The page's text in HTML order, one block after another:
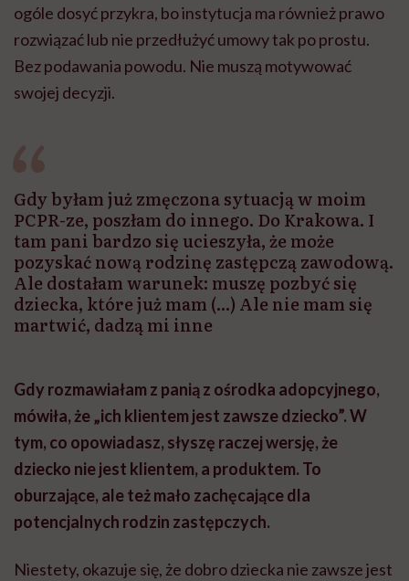
ogóle dosyć przykra, bo instytucja ma również prawo
rozwiązać lub nie przedłużyć umowy tak po prostu.
Bez podawania powodu. Nie muszą motywować
swojej decyzji.
Gdy byłam już zmęczona sytuacją w moim
PCPR-ze, poszłam do innego. Do Krakowa. I
tam pani bardzo się ucieszyła, że może
pozyskać nową rodzinę zastępczą zawodową.
Ale dostałam warunek: muszę pozbyć się
dziecka, które już mam (...) Ale nie mam się
martwić, dadzą mi inne
Gdy rozmawiałam z panią z ośrodka adopcyjnego,
mówiła, że „ich klientem jest zawsze dziecko”. W
tym, co opowiadasz, słyszę raczej wersję, że
dziecko nie jest klientem, a produktem. To
oburzające, ale też mało zachęcające dla
potencjalnych rodzin zastępczych.
Niestety, okazuje się, że dobro dziecka nie zawsze jest